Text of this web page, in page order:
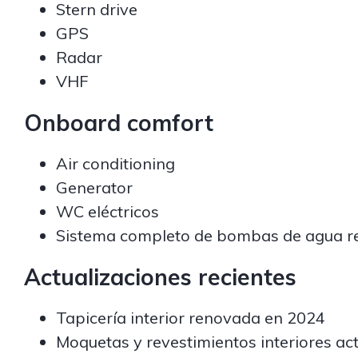
Stern drive
GPS
Radar
VHF
Onboard comfort
Air conditioning
Generator
WC eléctricos
Sistema completo de bombas de agua
Actualizaciones recientes
Tapicería interior renovada en 2024
Moquetas y revestimientos interiores